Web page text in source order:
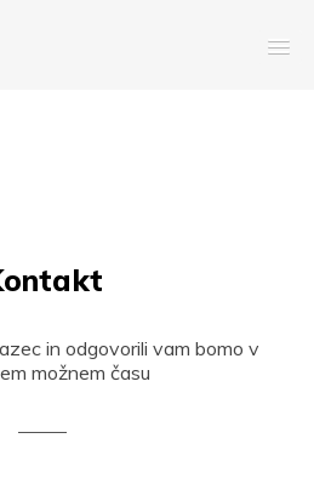
in odgovorili vam bomo v
možnem času